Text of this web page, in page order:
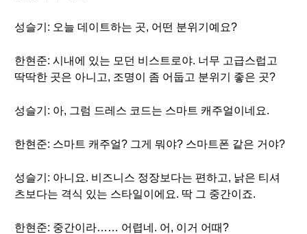
성슬기: 오늘 데이트하는 곳, 어떤 분위기예요?
한현준: 시내에 있는 모던 비스트로야. 너무 고급스럽고
딱딱한 곳은 아니고, 조명이 좀 어둡고 분위기 좋은 곳?
성슬기: 아, 그럼 드레스 코드는 스마트 캐주얼이네요.
한현준: 스마트 캐주얼? 그게 뭐야? 스마트폰 같은 거야?
성슬기: 아니요. 비즈니스 정장보다는 편하고, 낡은 티셔
츠보다는 격식 있는 스타일이에요. 딱 그 중간이죠.
한현준: 중간이라…… 어렵네. 어, 이거 어때?